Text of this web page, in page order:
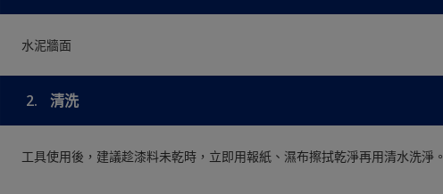
水泥牆面
2. 清洗
工具使用後，建議趁漆料未乾時，立即用報紙、濕布擦拭乾淨再用清水洗淨。